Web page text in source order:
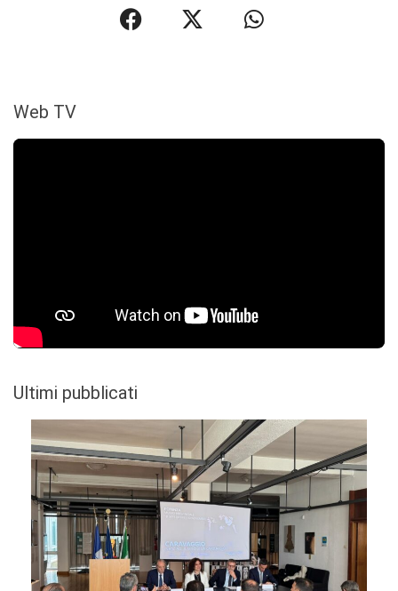
Web TV
Ultimi pubblicati